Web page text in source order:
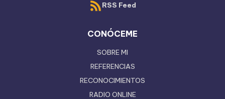
RSS Feed
CONÓCEME
SOBRE MI
REFERENCIAS
RECONOCIMIENTOS
RADIO ONLINE